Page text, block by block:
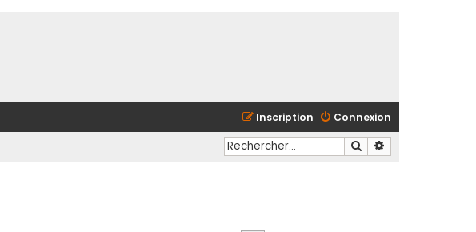
Connexion
Inscription
Rechercher